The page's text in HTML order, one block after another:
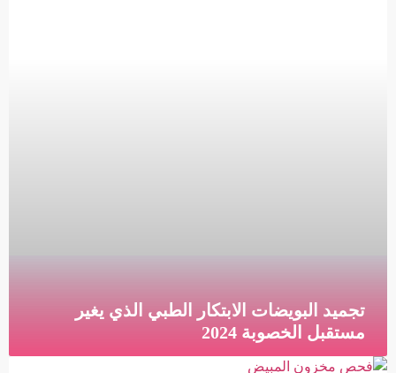
تجميد البويضات الابتكار الطبي الذي يغير
مستقبل الخصوبة 2024
تجميد البويضات الابتكار الطبي الذي يغير مستقبل الخصوبة